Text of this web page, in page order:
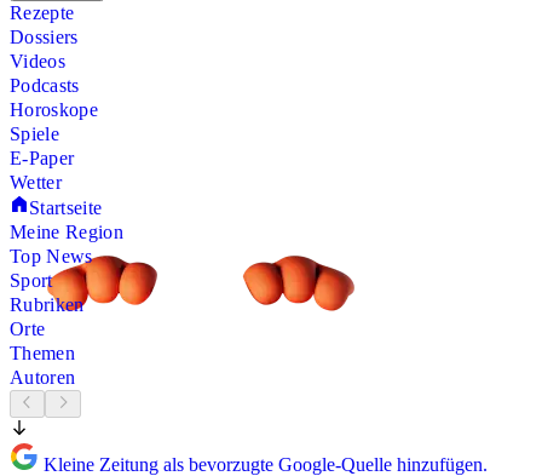
Rezepte
Dossiers
Videos
Podcasts
Horoskope
Spiele
E-Paper
Wetter
Startseite
Meine Region
Top News
Sport
Rubriken
Orte
Themen
Autoren
Kleine Zeitung als bevorzugte Google-Quelle hinzufügen.